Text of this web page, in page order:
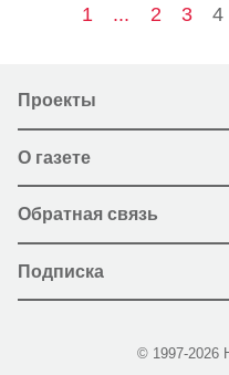
1 ... 2 3 4
Проекты
О газете
Обратная связь
Подписка
© 1997-2026